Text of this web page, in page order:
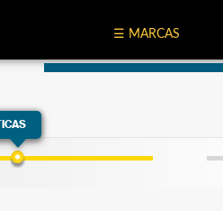
☰ MARCAS